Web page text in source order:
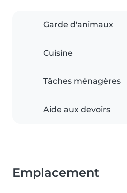
Garde d'animaux
Cuisine
Tâches ménagères
Aide aux devoirs
Emplacement